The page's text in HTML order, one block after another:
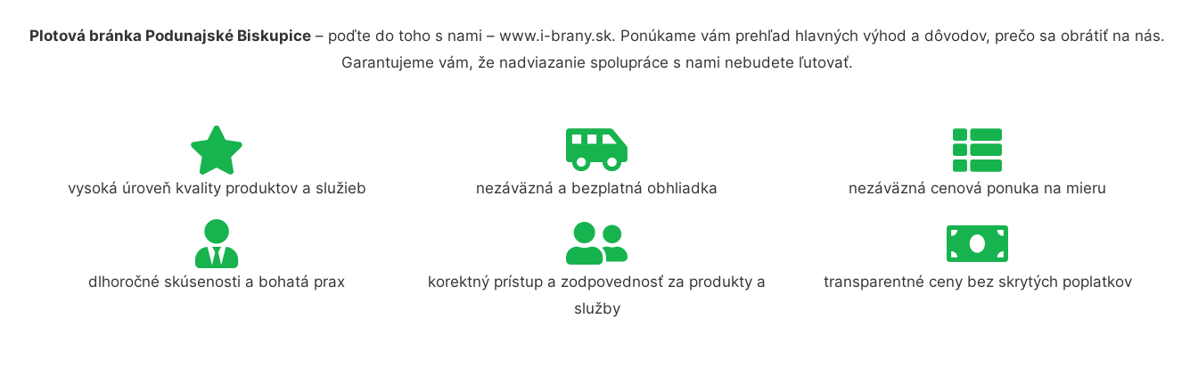
Plotová bránka Podunajské Biskupice – poďte do toho s nami – www.i-brany.sk. Ponúkame vám prehľad hlavných výhod a dôvodov, prečo sa obrátiť na nás.
Garantujeme vám, že nadviazanie spolupráce s nami nebudete ľutovať.
vysoká úroveň kvality produktov a služieb nezáväzná a bezplatná obhliadka nezáväzná cenová ponuka na mieru
dlhoročné skúsenosti a bohatá prax
korektný prístup a zodpovednosť za produkty a
služby
transparentné ceny bez skrytých poplatkov